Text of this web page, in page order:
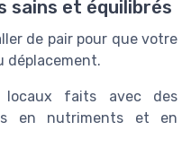
sains et équilibrés
de pair pour que votre
déplacement.
faits avec des
en nutriments et en